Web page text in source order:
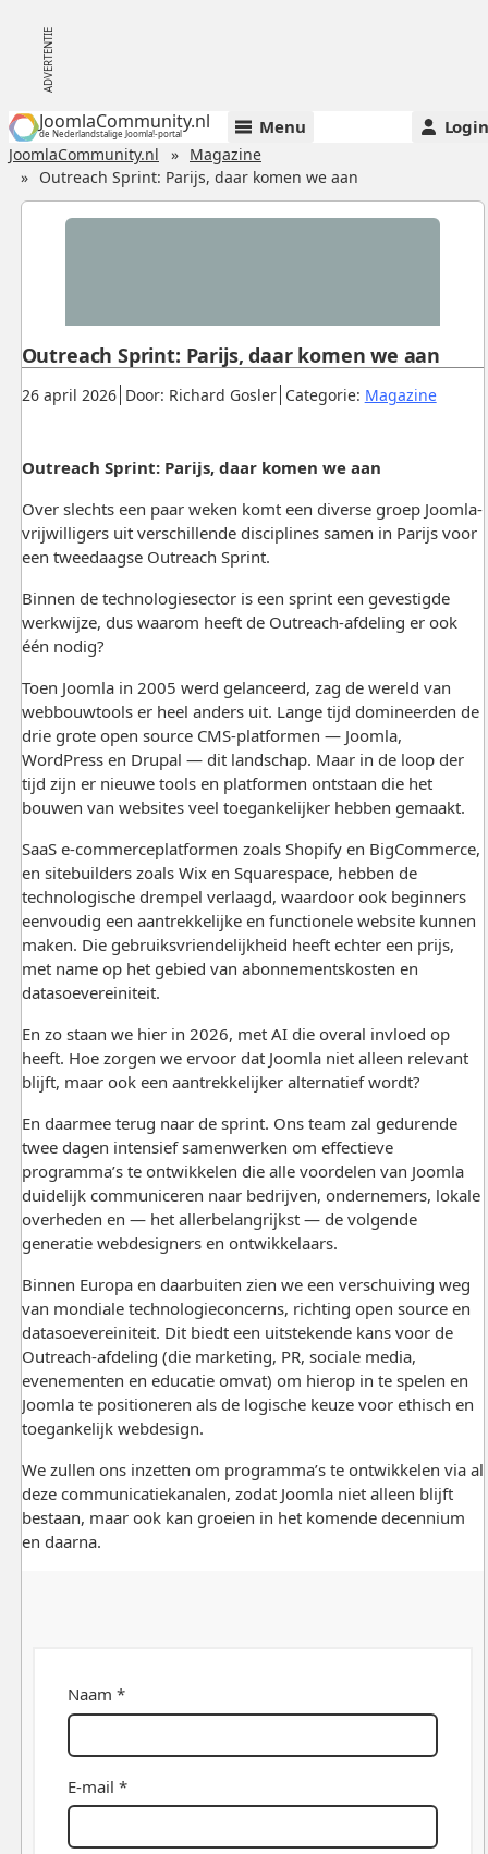
JoomlaCommunity.nl
de Nederlandstalige Joomla!-portal Menu Login
JoomlaCommunity.nl
Magazine
Outreach Sprint: Parijs, daar komen we aan
Gepubliceerd:
26 april 2026. Door: Richard Gosler. Categorie: Magazine.
Outreach Sprint: Parijs, daar komen we aan
Outreach Sprint: Parijs, daar komen we aan
Over slechts een paar weken komt een diverse groep Joomla-
vrijwilligers uit verschillende disciplines samen in Parijs voor
een tweedaagse Outreach Sprint.
Binnen de technologiesector is een sprint een gevestigde
werkwijze, dus waarom heeft de Outreach-afdeling er ook
één nodig?
Toen Joomla in 2005 werd gelanceerd, zag de wereld van
webbouwtools er heel anders uit. Lange tijd domineerden de
drie grote open source CMS-platformen — Joomla,
WordPress en Drupal — dit landschap. Maar in de loop der
tijd zijn er nieuwe tools en platformen ontstaan die het
bouwen van websites veel toegankelijker hebben gemaakt.
SaaS e-commerceplatformen zoals Shopify en BigCommerce,
en sitebuilders zoals Wix en Squarespace, hebben de
technologische drempel verlaagd, waardoor ook beginners
eenvoudig een aantrekkelijke en functionele website kunnen
maken. Die gebruiksvriendelijkheid heeft echter een prijs,
met name op het gebied van abonnementskosten en
datasoevereiniteit.
En zo staan we hier in 2026, met AI die overal invloed op
heeft. Hoe zorgen we ervoor dat Joomla niet alleen relevant
blijft, maar ook een aantrekkelijker alternatief wordt?
En daarmee terug naar de sprint. Ons team zal gedurende
twee dagen intensief samenwerken om effectieve
programma’s te ontwikkelen die alle voordelen van Joomla
duidelijk communiceren naar bedrijven, ondernemers, lokale
overheden en — het allerbelangrijkst — de volgende
generatie webdesigners en ontwikkelaars.
Binnen Europa en daarbuiten zien we een verschuiving weg
van mondiale technologieconcerns, richting open source en
datasoevereiniteit. Dit biedt een uitstekende kans voor de
Outreach-afdeling (die marketing, PR, sociale media,
evenementen en educatie omvat) om hierop in te spelen en
Joomla te positioneren als de logische keuze voor ethisch en
toegankelijk webdesign.
We zullen ons inzetten om programma’s te ontwikkelen via al
deze communicatiekanalen, zodat Joomla niet alleen blijft
bestaan, maar ook kan groeien in het komende decennium
en daarna.
Naam *
E-mail *